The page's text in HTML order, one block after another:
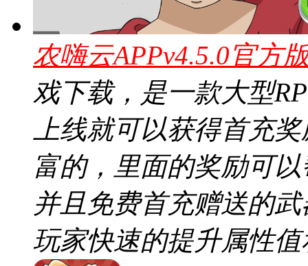
农嗨云APPv4.5.0官方
戏下载，是一款大型
上线就可以获得首充
富的，里面的奖励可
并且免费首充赠送的
玩家快速的提升属性